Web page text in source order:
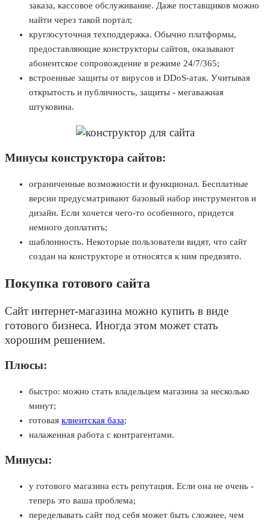
заказа, кассовое обслуживание. Даже поставщиков можно
найти через такой портал;
круглосуточная техподдержка. Обычно платформы,
предоставляющие конструкторы сайтов, оказывают
абонентское сопровождение в режиме 24/7/365;
встроенные защиты от вирусов и DDoS-атак. Учитывая
открытость и публичность, защиты - мегаважная
штуковина.
Минусы конструктора сайтов:
ограниченные возможности и функционал. Бесплатные
версии предусматривают базовый набор инструментов и
дизайн. Если хочется чего-то особенного, придется
немного доплатить;
шаблонность. Некоторые пользователи видят, что сайт
создан на конструкторе и относятся к ним предвзято.
Покупка готового сайта
Сайт интернет-магазина можно купить в виде
готового бизнеса. Иногда этом может стать
хорошим решением.
Плюсы:
быстро: можно стать владельцем магазина за несколько
минут;
готовая клиентская база;
налаженная работа с контрагентами.
Минусы:
у готового магазина есть репутация. Если она не очень -
теперь это ваша проблема;
переделывать сайт под себя может быть сложнее, чем